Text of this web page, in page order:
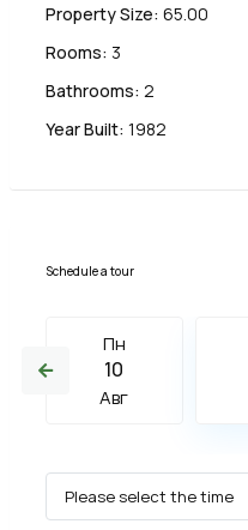
Property Size: 65.00
Rooms: 3
Bathrooms: 2
Year Built: 1982
Schedule a tour
Пн
10
Авг